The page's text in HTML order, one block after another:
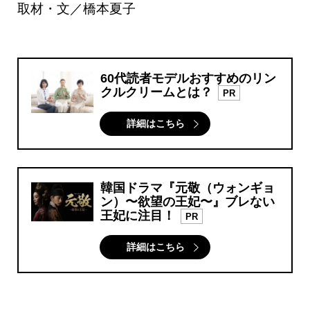
取材・文／橋本夏子
60代読者モデルおすすめのリン
クルクリームとは？
PR
詳細はこちら
韓国ドラマ『元敬（ウォンギョ
ン）〜欲望の王妃〜』ブレない
王妃に注目！
PR
詳細はこちら